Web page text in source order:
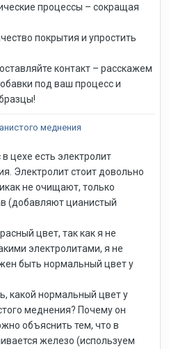
процессы – сокращая
покрытия и упростить
контакт – расскажем
под ваш процесс и
меднения
цехе есть электролит
Электролит стоит довольно
не очищают, только
(добавляют цианистый
цвет, так как я не
электролитами, я не
быть нормальный цвет у
какой нормальный цвет у
меднения? Почему он
объяснить тем, что в
железо (используем